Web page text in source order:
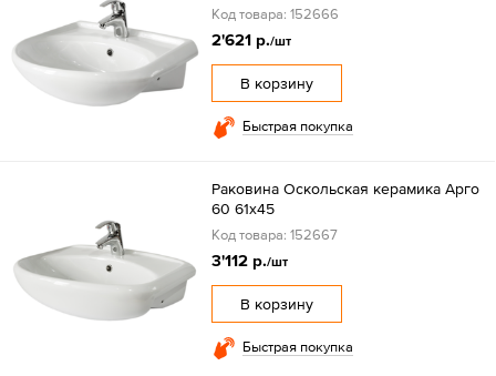
Код товара: 152666
2'621 р./шт
В корзину
Быстрая покупка
Раковина Оскольская керамика Арго
60 61х45
Код товара: 152667
3'112 р./шт
В корзину
Быстрая покупка